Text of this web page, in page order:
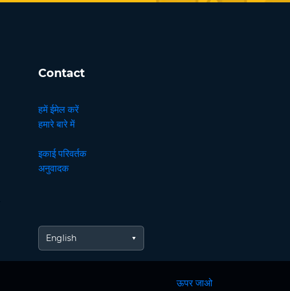
Contact
हमें ईमेल करें
हमारे बारे में
इकाई परिवर्तक
अनुवादक
English
ऊपर जाओ